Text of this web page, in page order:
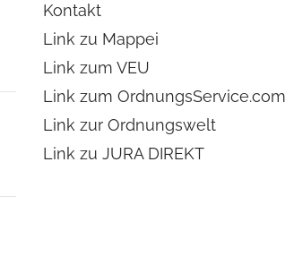
Kontakt
Link zu Mappei
Link zum VEU
Link zum OrdnungsService.com
Link zur Ordnungswelt
Link zu JURA DIREKT